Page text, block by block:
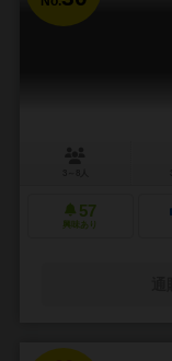
57
興味あり